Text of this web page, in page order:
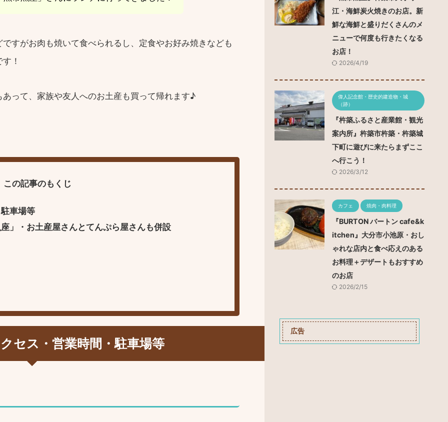
すがお肉も焼いて食べられるし、定食やお好み焼きなども
！
って、家族や友人へのお土産も買って帰れます♪
この記事のもくじ
車場等
」・お土産屋さんとてんぷら屋さんも併設
セス・営業時間・駐車場等
江・海鮮炭火焼きのお店。新
鮮な海鮮と盛りだくさんのメ
ニューで何度も行きたくなる
お店！
2026/4/19
偉人記念館・歴史的建造物・城
（跡）
『杵築ふるさと産業館・観光
案内所』杵築市杵築・杵築城
下町に遊びに来たらまずここ
へ行こう！
2026/3/12
カフェ 焼肉・肉料理
『BURTON バートン cafe&k
itchen』大分市小池原・おし
ゃれな店内と食べ応えのある
お料理＋デザートもおすすめ
のお店
2026/2/15
広告